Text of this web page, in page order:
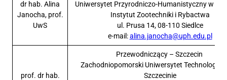
dr hab. Alina
Janocha, prof.
UwS
Uniwersytet Przyrodniczo-Humanistyczny w
Instytut Zootechniki i Rybactwa
ul. Prusa 14, 08-110 Siedlce
e-mail:alina.janocha@uph.edu.pl
prof. dr hab.
Przewodniczący – Szczecin
Zachodniopomorski Uniwersytet
Szczecinie